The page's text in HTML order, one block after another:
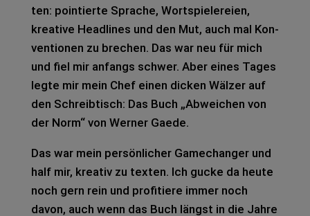
ten: poin­tier­te Spra­che, Wort­spie­le­rei­en,
krea­ti­ve Head­lines und den Mut, auch mal Kon­
ven­tio­nen zu bre­chen. Das war neu für mich
und fiel mir anfangs schwer. Aber eines Tages
legte mir mein Chef einen dicken Wäl­zer auf
den Schreib­tisch: Das Buch „Abwei­chen von
der Norm“ von Wer­ner Gaede.
Das war mein per­sön­li­cher Game­ch­an­ger und
half mir, krea­tiv zu tex­ten. Ich gucke da heute
noch gern rein und pro­fi­tie­re immer noch
davon, auch wenn das Buch längst in die Jahre